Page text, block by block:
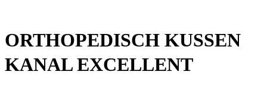
ORTHOPEDISCH KUSSEN
KANAL EXCELLENT